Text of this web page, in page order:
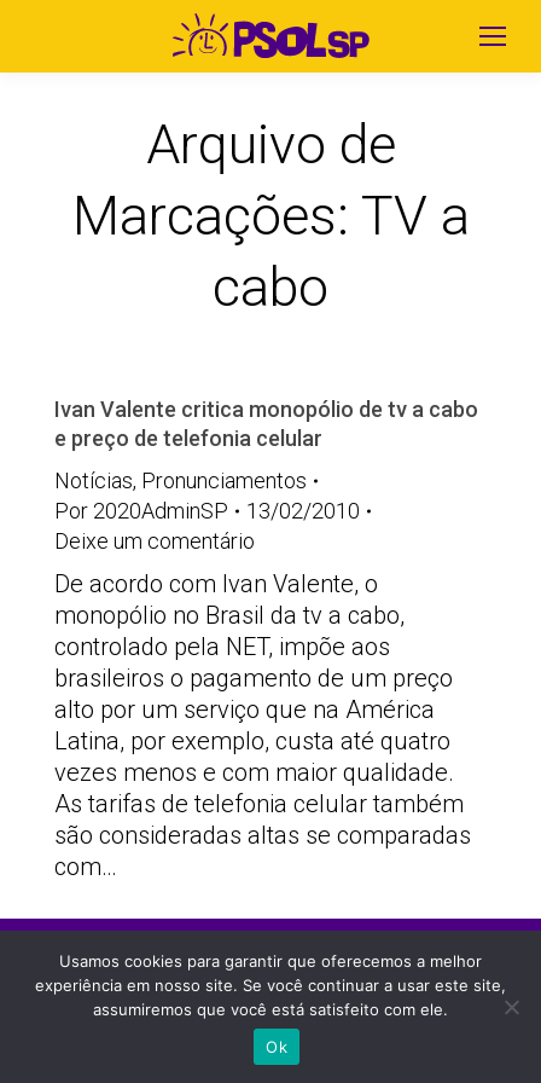
Arquivo de
Marcações: TV a
cabo
Ivan Valente critica monopólio de tv a cabo
e preço de telefonia celular
Notícias, Pronunciamentos
Por 2020AdminSP
13/02/2010
Deixe um comentário
De acordo com Ivan Valente, o
monopólio no Brasil da tv a cabo,
controlado pela NET, impõe aos
brasileiros o pagamento de um preço
alto por um serviço que na América
Latina, por exemplo, custa até quatro
vezes menos e com maior qualidade.
As tarifas de telefonia celular também
são consideradas altas se comparadas
com…
citada a fonte
Site desenvolvido porAppmobi
Usamos cookies para garantir que oferecemos a melhor
experiência em nosso site. Se você continuar a usar este site,
assumiremos que você está satisfeito com ele.
Ok